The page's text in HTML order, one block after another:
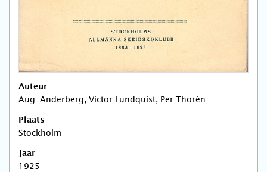
Auteur
Aug. Anderberg, Victor Lundquist, Per Thorén
Plaats
Stockholm
Jaar
1925